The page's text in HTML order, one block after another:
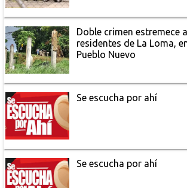
Doble crimen estremece a
residentes de La Loma,
Pueblo Nuevo
Se escucha por ahí
Se escucha por ahí